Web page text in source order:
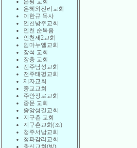
은평 교회
은혜와진리교회
이한규 목사
인천방주교회
인천 순복음
인천제2교회
임마누엘교회
장석 교회
장충 교회
전주남성교회
전주태평교회
제자교회
종교교회
주안장로교회
중문 교회
중앙성결교회
지구촌 교회
지구촌교회(조)
청주서남교회
청파감리교회
충신교회(박)